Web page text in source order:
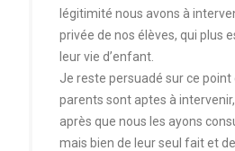
légitimité nous avons à
privée de nos élèves, qui plus
leur vie d’enfant.
Je reste persuadé sur ce point
parents sont aptes à
après que nous les ayons
mais bien de leur seul fait et